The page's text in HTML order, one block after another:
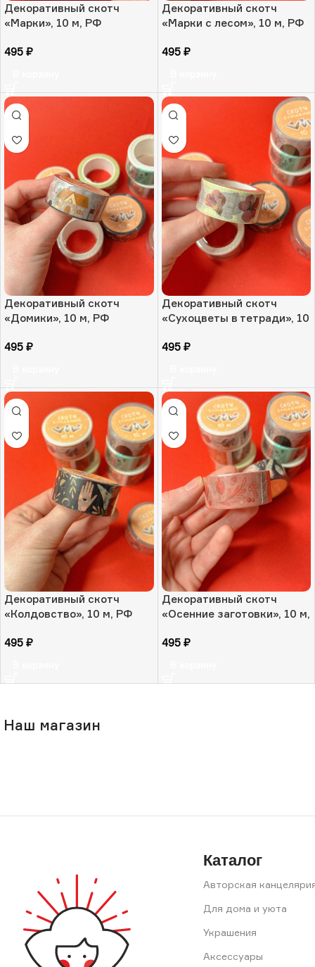
Декоративный скотч
«Марки», 10 м, РФ
495 ₽
Декоративный скотч
«Марки с лесом», 10 м, РФ
495 ₽
Декоративный скотч
«Домики», 10 м, РФ
495 ₽
Декоративный скотч
«Сухоцветы в тетради», 10
495 ₽
Декоративный скотч
«Колдовство», 10 м, РФ
495 ₽
Декоративный скотч
«Осенние заготовки», 10 м,
495 ₽
Наш магазин
Каталог
Авторская
Для дома и уюта
Украшения
Аксессуары